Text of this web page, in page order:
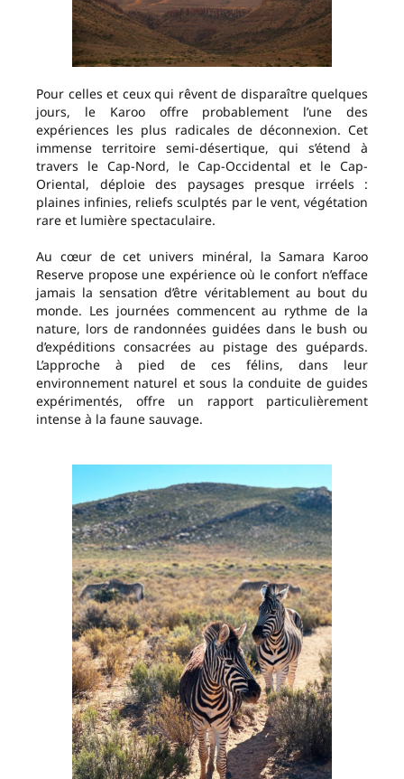
Pour celles et ceux qui rêvent de disparaître quelques
jours, le Karoo offre probablement l’une des
expériences les plus radicales de déconnexion. Cet
immense territoire semi-désertique, qui s’étend à
travers le Cap-Nord, le Cap-Occidental et le Cap-
Oriental, déploie des paysages presque irréels :
plaines infinies, reliefs sculptés par le vent, végétation
rare et lumière spectaculaire.
Au cœur de cet univers minéral, la Samara Karoo
Reserve propose une expérience où le confort n’efface
jamais la sensation d’être véritablement au bout du
monde. Les journées commencent au rythme de la
nature, lors de randonnées guidées dans le bush ou
d’expéditions consacrées au pistage des guépards.
L’approche à pied de ces félins, dans leur
environnement naturel et sous la conduite de guides
expérimentés, offre un rapport particulièrement
intense à la faune sauvage.